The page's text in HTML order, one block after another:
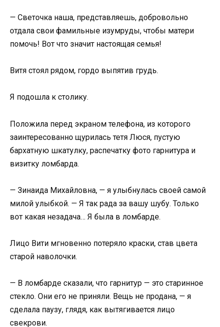
— Светочка наша, представляешь, добровольно
отдала свои фамильные изумруды, чтобы матери
помочь! Вот что значит настоящая семья!
Витя стоял рядом, гордо выпятив грудь.
Я подошла к столику.
Положила перед экраном телефона, из которого
заинтересованно щурилась тетя Люся, пустую
бархатную шкатулку, распечатку фото гарнитура и
визитку ломбарда.
— Зинаида Михайловна, — я улыбнулась своей самой
милой улыбкой. — Я так рада за вашу шубу. Только
вот какая незадача… Я была в ломбарде.
Лицо Вити мгновенно потеряло краски, став цвета
старой наволочки.
— В ломбарде сказали, что гарнитур — это старинное
стекло. Они его не приняли. Вещь не продана, — я
сделала паузу, глядя, как вытягивается лицо
свекрови.